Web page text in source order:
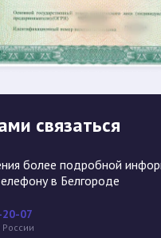
связаться
более подробной
в Белгороде
07